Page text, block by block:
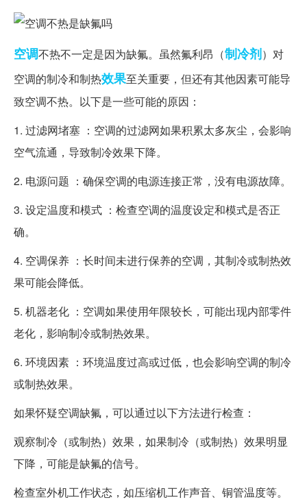
空调不热不一定是因为缺氟。虽然氟利昂（制冷剂）对
空调的制冷和制热效果至关重要，但还有其他因素可能导
致空调不热。以下是一些可能的原因：
1. 过滤网堵塞 ：空调的过滤网如果积累太多灰尘，会影响
空气流通，导致制冷效果下降。
2. 电源问题 ：确保空调的电源连接正常，没有电源故障。
3. 设定温度和模式 ：检查空调的温度设定和模式是否正
确。
4. 空调保养 ：长时间未进行保养的空调，其制冷或制热效
果可能会降低。
5. 机器老化 ：空调如果使用年限较长，可能出现内部零件
老化，影响制冷或制热效果。
6. 环境因素 ：环境温度过高或过低，也会影响空调的制冷
或制热效果。
如果怀疑空调缺氟，可以通过以下方法进行检查：
观察制冷（或制热）效果，如果制冷（或制热）效果明显
下降，可能是缺氟的信号。
检查室外机工作状态，如压缩机工作声音、铜管温度等。